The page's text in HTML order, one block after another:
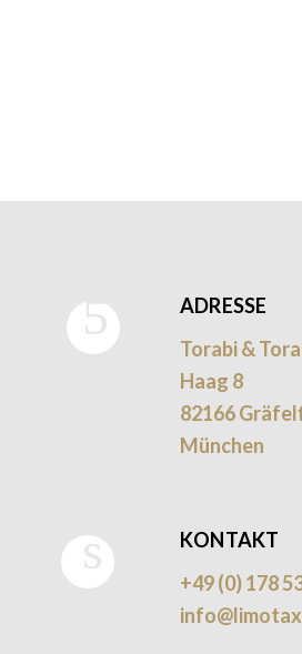
ADRESSE
Torabi &
Haag 8
82166
München
KONTAKT
+49 (0) 178